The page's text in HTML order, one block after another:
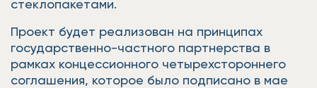
стеклопакетами.
Проект будет реализован на принципах
государственно-частного партнерства в
рамках концессионного четырехстороннего
соглашения, которое было подписано в мае